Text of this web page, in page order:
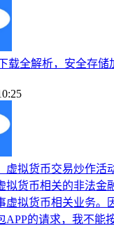
载全解析，安全存储
虚拟货币交易炒作活
拟货币相关的非法金
虚拟货币相关业务。
APP的请求，我不能